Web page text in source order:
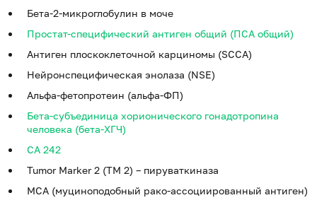
Бета-2-микроглобулин в моче
Простат-специфический антиген общий (ПСА общий)
Антиген плоскоклеточной карциномы (SCCA)
Нейронспецифическая энолаза (NSE)
Альфа-фетопротеин (альфа-ФП)
Бета-субъединица хорионического гонадотропина
человека (бета-ХГЧ)
CA 242
Tumor Marker 2 (TM 2) – пируваткиназа
MCA (муциноподобный рако-ассоциированный антиген)